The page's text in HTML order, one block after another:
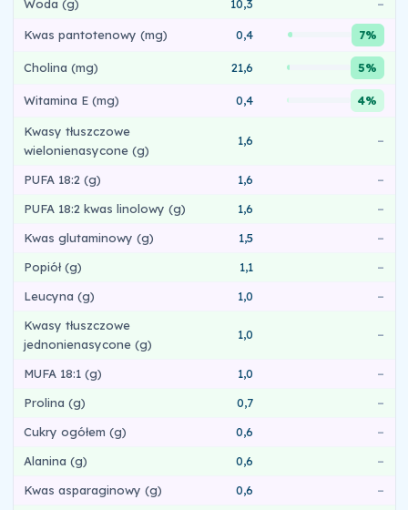
Woda (g) 10,3 –
Kwas pantotenowy (mg) 0,4 7%
Cholina (mg) 21,6 5%
Witamina E (mg) 0,4 4%
Kwasy tłuszczowe
wielonienasycone (g)
1,6 –
PUFA 18:2 (g) 1,6
–
PUFA 18:2 kwas linolowy (g)
1,6
–
Kwas glutaminowy (g)
1,5
–
Popiół (g)
1,1
–
Leucyna (g)
1,0
–
Kwasy tłuszczowe
jednonienasycone (g)
1,0 –
MUFA 18:1 (g) 1,0
–
Prolina (g)
0,7
–
Cukry ogółem (g)
0,6
–
Alanina (g)
0,6
–
Kwas asparaginowy (g)
0,6
–